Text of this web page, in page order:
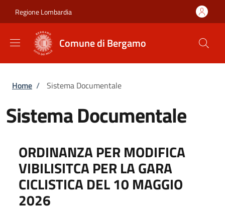
Regione Lombardia
Comune di Bergamo
Briciole di pane
Home / Sistema Documentale
Sistema Documentale
ORDINANZA PER MODIFICA
VIBILISITCA PER LA GARA
CICLISTICA DEL 10 MAGGIO
2026